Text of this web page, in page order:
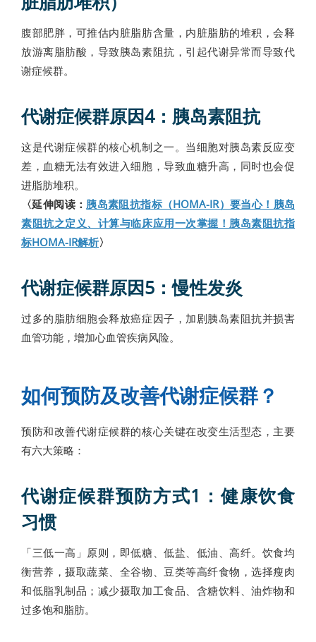
腹部肥胖，可推估内脏脂肪含量，内脏脂肪的堆积，会释
放游离脂肪酸，导致胰岛素阻抗，引起代谢异常而导致代
谢症候群。
代谢症候群原因4：胰岛素阻抗
这是代谢症候群的核心机制之一。当细胞对胰岛素反应变
差，血糖无法有效进入细胞，导致血糖升高，同时也会促
进脂肪堆积。
〈延伸阅读： 胰岛素阻抗指标（HOMA-IR）要当心！胰岛
素阻抗之定义、计算与临床应用一次掌握！胰岛素阻抗指
标HOMA-IR解析〉
代谢症候群原因5：慢性发炎
过多的脂肪细胞会释放癌症因子，加剧胰岛素阻抗并损害
血管功能，增加心血管疾病风险。
如何预防及改善代谢症候群？
预防和改善代谢症候群的核心关键在改变生活型态，主要
有六大策略：
代谢症候群预防方式1：健康饮食
习惯
「三低一高」原则，即低糖、低盐、低油、高纤。饮食均
衡营养，摄取蔬菜、全谷物、豆类等高纤食物，选择瘦肉
和低脂乳制品；减少摄取加工食品、含糖饮料、油炸物和
过多饱和脂肪。